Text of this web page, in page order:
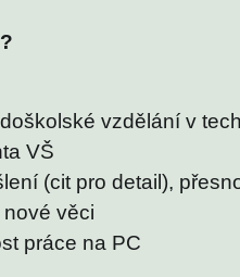
vzdělání v
VŠ
(cit pro detail),
věci
práce na PC